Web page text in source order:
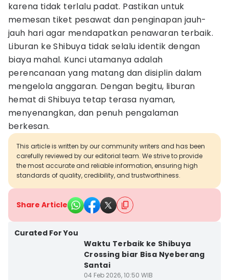
karena tidak terlalu padat. Pastikan untuk
memesan tiket pesawat dan penginapan jauh-
jauh hari agar mendapatkan penawaran terbaik.
Liburan ke Shibuya tidak selalu identik dengan
biaya mahal. Kunci utamanya adalah
perencanaan yang matang dan disiplin dalam
mengelola anggaran. Dengan begitu, liburan
hemat di Shibuya tetap terasa nyaman,
menyenangkan, dan penuh pengalaman
berkesan.
This article is written by our community writers and has been
carefully reviewed by our editorial team. We strive to provide
the most accurate and reliable information, ensuring high
standards of quality, credibility, and trustworthiness.
Share Article
Curated For You
Waktu Terbaik ke Shibuya
Crossing biar Bisa Nyeberang
Santai
04 Feb 2026, 10:50 WIB